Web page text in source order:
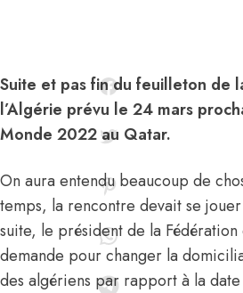
Suite et pas fin du feuilleton de
l’Algérie prévu le 24 mars
Monde 2022 au Qatar.
On aura entendu beaucoup de
temps, la rencontre devait se
suite, le président de la
demande pour changer la
des algériens par rapport à la